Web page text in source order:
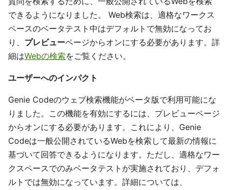
できるようになりました。 Web検索は、適格なワークス
ペースのベータテスト中はデフォルトで無効になってお
り、 プレビューページからオンにする必要があります。詳
細はWebの検索をご覧ください。
ユーザーへのインパクト
Genie Codeのウェブ検索機能がベータ版で利用可能にな
りました。この機能を有効にするには、プレビューページ
からオンにする必要があります。これにより、Genie
Codeは一般公開されているWebを検索して最新の情報に
基づいて回答できるようになります。ただし、適格なワー
クスペースでのみベータテストが実施されており、デフォ
ルトでは無効になっています。詳細については、